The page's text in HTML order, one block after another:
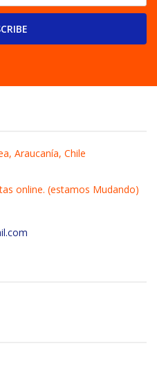
Araucanía, Chile
online. (estamos Mudando)